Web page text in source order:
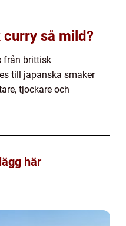
så mild?
från brittisk
till japanska smaker
tjockare och
här